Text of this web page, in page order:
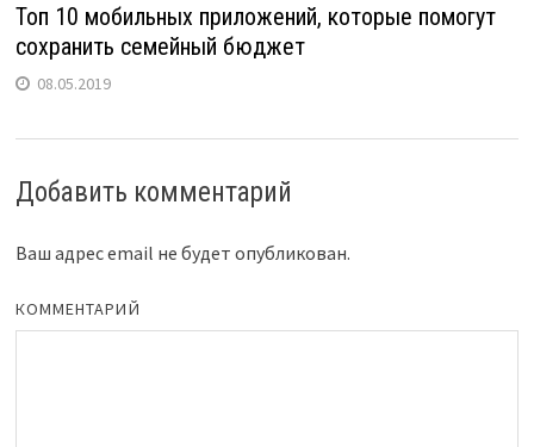
Топ 10 мобильных приложений, которые помогут
сохранить семейный бюджет
08.05.2019
Добавить комментарий
Ваш адрес email не будет опубликован.
КОММЕНТАРИЙ